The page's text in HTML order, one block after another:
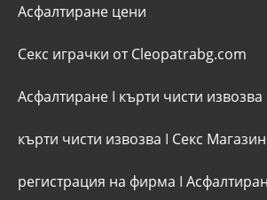
Асфалтиране цени
Секс играчки от Cleopatrabg.com
Асфалтиране I кърти чисти извозва
кърти чисти извозва I Секс
регистрация на фирма I